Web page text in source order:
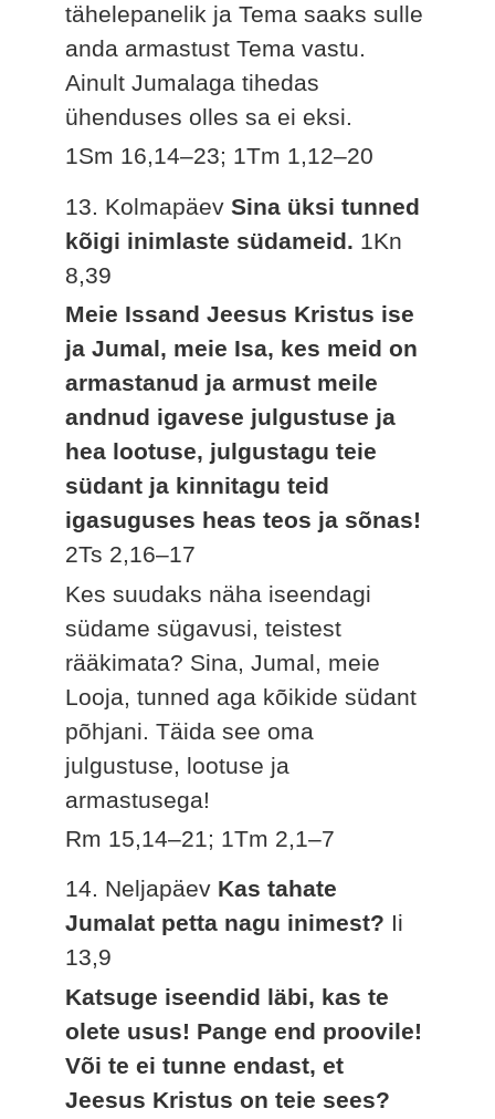
tähelepanelik ja Tema saaks sulle
anda armastust Tema vastu.
Ainult Jumalaga tihedas
ühenduses olles sa ei eksi.
1Sm 16,14–23; 1Tm 1,12–20
13. KolmapäevSina üksi tunned
kõigi inimlaste südameid. 1Kn
8,39
Meie Issand Jeesus Kristus ise
ja Jumal, meie Isa, kes meid on
armastanud ja armust meile
andnud igavese julgustuse ja
hea lootuse, julgustagu teie
südant ja kinnitagu teid
igasuguses heas teos ja sõnas!
2Ts 2,16–17
Kes suudaks näha iseendagi
südame sügavusi, teistest
rääkimata? Sina, Jumal, meie
Looja, tunned aga kõikide südant
põhjani. Täida see oma
julgustuse, lootuse ja
armastusega!
Rm 15,14–21; 1Tm 2,1–7
14. Neljapäev Kas tahate
Jumalat petta nagu inimest? Ii
13,9
Katsuge iseendid läbi, kas te
olete usus! Pange end proovile!
Või te ei tunne endast, et
Jeesus Kristus on teie sees?